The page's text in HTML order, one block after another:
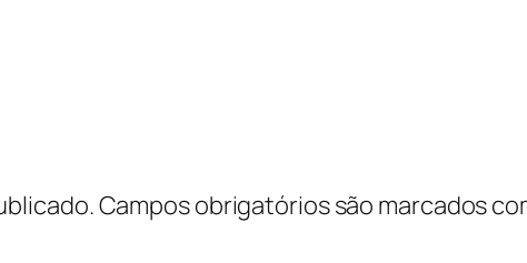
Campos obrigatórios são marcados